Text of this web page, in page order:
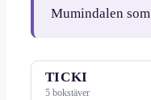
Mumindalen
TICKI
5 bokstäver